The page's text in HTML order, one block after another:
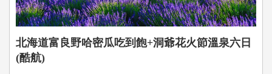
北海道富良野哈密瓜吃到飽+洞爺花火節溫泉六日
(酷航)